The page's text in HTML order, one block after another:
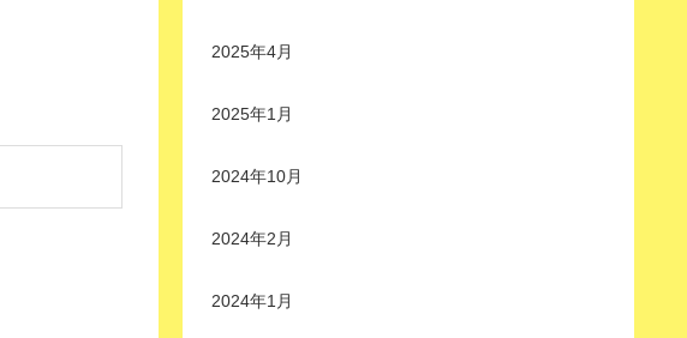
2025年4月
2025年1月
2024年10月
2024年2月
2024年1月